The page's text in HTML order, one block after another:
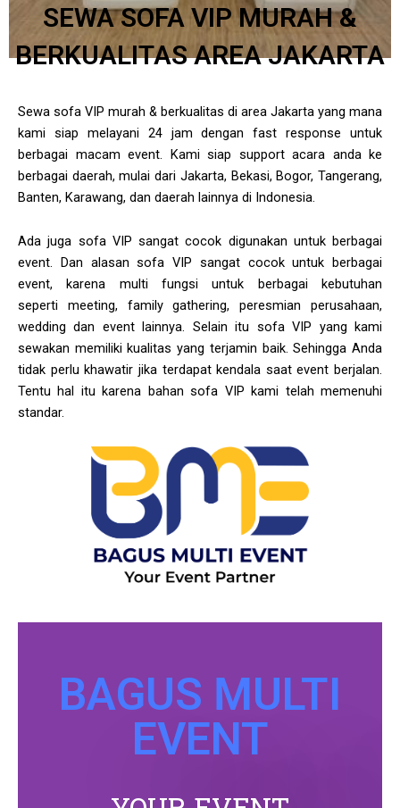
SEWA SOFA VIP MURAH &
BERKUALITAS AREA JAKARTA
Sewa sofa VIP murah & berkualitas di area Jakarta yang mana
kami siap melayani 24 jam dengan fast response untuk
berbagai macam event. Kami siap support acara anda ke
berbagai daerah, mulai dari Jakarta, Bekasi, Bogor, Tangerang,
Banten, Karawang, dan daerah lainnya di Indonesia.
Ada juga sofa VIP sangat cocok digunakan untuk berbagai
event. Dan alasan sofa VIP sangat cocok untuk berbagai
event, karena multi fungsi untuk berbagai kebutuhan
seperti meeting, family gathering, peresmian perusahaan,
wedding dan event lainnya. Selain itu sofa VIP yang kami
sewakan memiliki kualitas yang terjamin baik. Sehingga Anda
tidak perlu khawatir jika terdapat kendala saat event berjalan.
Tentu hal itu karena bahan sofa VIP kami telah memenuhi
standar.
BAGUS MULTI
EVENT